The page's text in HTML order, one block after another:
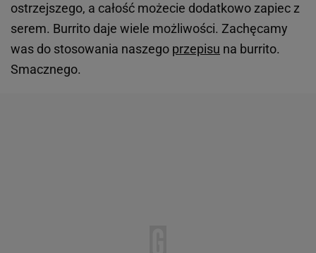
ostrzejszego, a całość możecie dodatkowo zapiec z
serem. Burrito daje wiele możliwości. Zachęcamy
was do stosowania naszego przepisu na burrito.
Smacznego.